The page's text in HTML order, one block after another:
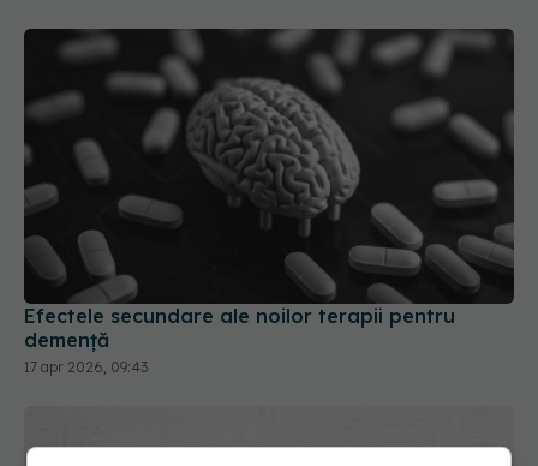
Efectele secundare ale noilor terapii pentru
demență
17 apr 2026, 09:43